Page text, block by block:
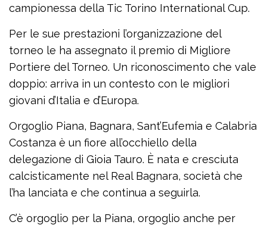
campionessa della Tic Torino International Cup.
Per le sue prestazioni l’organizzazione del
torneo le ha assegnato il premio di Migliore
Portiere del Torneo. Un riconoscimento che vale
doppio: arriva in un contesto con le migliori
giovani d’Italia e d’Europa.
Orgoglio Piana, Bagnara, Sant’Eufemia e Calabria
Costanza è un fiore all’occhiello della
delegazione di Gioia Tauro. È nata e cresciuta
calcisticamente nel Real Bagnara, società che
l’ha lanciata e che continua a seguirla.
C’è orgoglio per la Piana, orgoglio anche per